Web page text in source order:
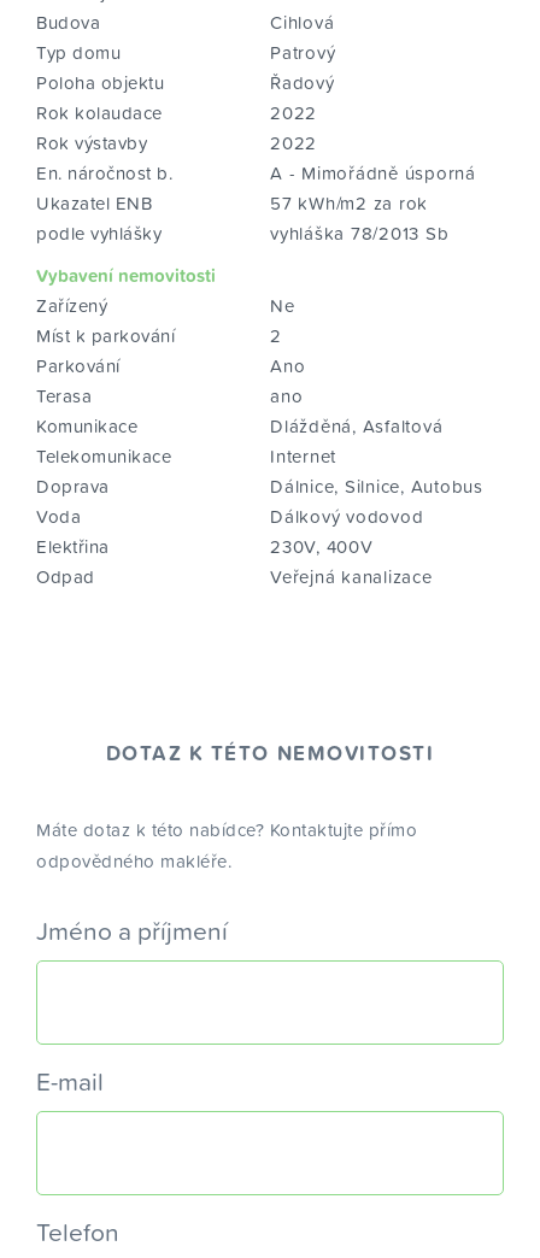
Budova
Cihlová
Typ domu
Patrový
Poloha objektu
Řadový
Rok kolaudace
2022
Rok výstavby
2022
En. náročnost b.
A - Mimořádně úsporná
Ukazatel ENB
57 kWh/m2 za rok
podle vyhlášky
vyhláška 78/2013 Sb
Vybavení nemovitosti
Zařízený
Ne
Míst k parkování
2
Parkování
Ano
Terasa
ano
Komunikace
Dlážděná, Asfaltová
Telekomunikace
Internet
Doprava
Dálnice, Silnice, Autobus
Voda
Dálkový vodovod
Elektřina
230V, 400V
Odpad
Veřejná kanalizace
DOTAZ K TÉTO NEMOVITOSTI
Máte dotaz k této nabídce? Kontaktujte přímo
odpovědného makléře.
Jméno a příjmení
E-mail
Telefon